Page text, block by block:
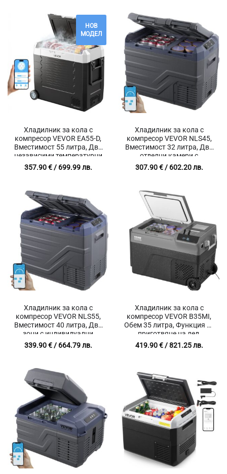
Хладилник за кола с
компресор VEVOR EA55-D,
Вместимост 55 литра, Две
независими температурни
зони, Работа на 12V / 24V
DC и 220V
357.90€/ 699.99 лв.
НОВ
МОДЕЛ
Хладилник за кола с
компресор VEVOR NLS45,
Вместимост 32 литра, Две
отделни камери с
индивидуални настройки
на температурата,
307.90€/ 602.20 лв.
Хладилник за кола с
компресор VEVOR NLS55,
Вместимост 40 литра, Две
зони с индивидуални
температурни настройки,
Bluetooth управление
339.90€/ 664.79 лв.
Хладилник за кола с
компресор VEVOR B35MI,
Обем 35 литра, Функция за
приготвяне на лед,
Температурен обхват от
-20℃ до 20℃
419.90€/ 821.25 лв.